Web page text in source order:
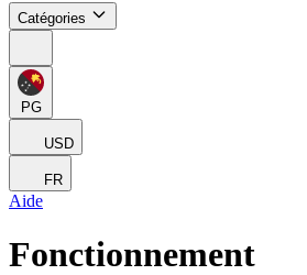
Catégories
PG
USD
FR
Aide
Fonctionnement